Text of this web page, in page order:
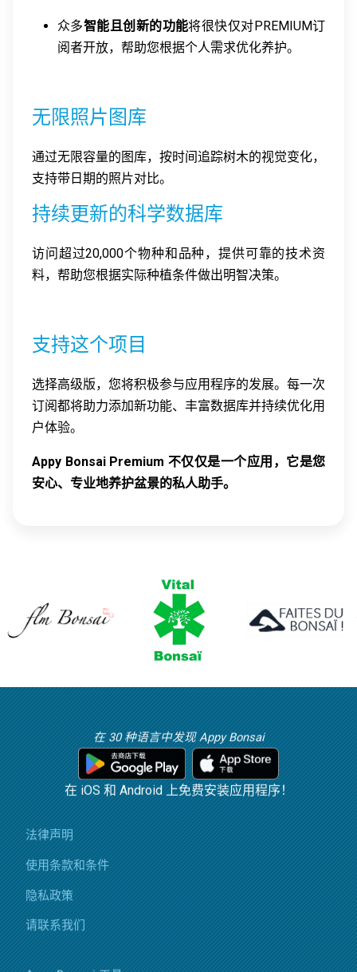
众多智能且创新的功能将很快仅对PREMIUM订
阅者开放，帮助您根据个人需求优化养护。
无限照片图库
通过无限容量的图库，按时间追踪树木的视觉变化，
支持带日期的照片对比。
持续更新的科学数据库
访问超过20,000个物种和品种，提供可靠的技术资
料，帮助您根据实际种植条件做出明智决策。
支持这个项目
选择高级版，您将积极参与应用程序的发展。每一次
订阅都将助力添加新功能、丰富数据库并持续优化用
户体验。
Appy Bonsai Premium 不仅仅是一个应用，它是您
安心、专业地养护盆景的私人助手。
在 30 种语言中发现 Appy Bonsai
在 iOS 和 Android 上免费安装应用程序！
法律声明
使用条款和条件
隐私政策
请联系我们